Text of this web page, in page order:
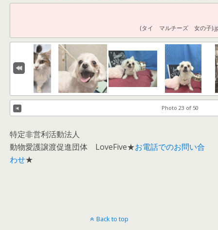
(タイ マルチーズ 女の子
Photo 23 of 50
特定非営利活動法人
動物愛護譲渡促進団体 LoveFive★お電話でのお問い合
わせ★
Back to top